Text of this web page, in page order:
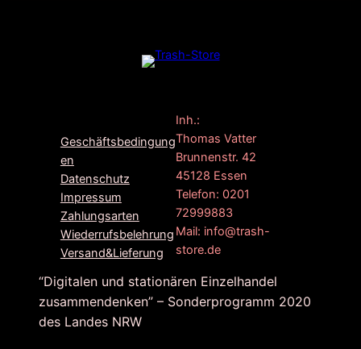
o
o
o
n
t
g
r
a
Geschäftsbedingung
en
Datenschutz
Impressum
Zahlungsarten
Wiederrufsbelehrung
Versand&Lieferung
Inh.:
Thomas Vatter
Brunnenstr. 42
45128 Essen
Telefon: 0201
72999883
Mail: info@trash-
store.de
“Digitalen und stationären Einzelhandel
zusammendenken” – Sonderprogramm 2020
des Landes NRW